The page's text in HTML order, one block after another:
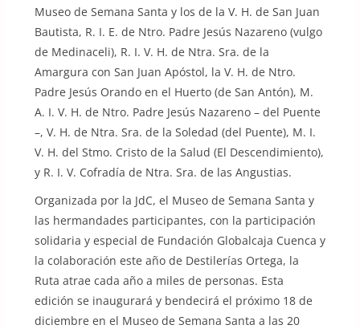
Museo de Semana Santa y los de la V. H. de San Juan
Bautista, R. I. E. de Ntro. Padre Jesús Nazareno (vulgo
de Medinaceli), R. I. V. H. de Ntra. Sra. de la
Amargura con San Juan Apóstol, la V. H. de Ntro.
Padre Jesús Orando en el Huerto (de San Antón), M.
A. I. V. H. de Ntro. Padre Jesús Nazareno – del Puente
–, V. H. de Ntra. Sra. de la Soledad (del Puente), M. I.
V. H. del Stmo. Cristo de la Salud (El Descendimiento),
y R. I. V. Cofradía de Ntra. Sra. de las Angustias.
Organizada por la JdC, el Museo de Semana Santa y
las hermandades participantes, con la participación
solidaria y especial de Fundación Globalcaja Cuenca y
la colaboración este año de Destilerías Ortega, la
Ruta atrae cada año a miles de personas. Esta
edición se inaugurará y bendecirá el próximo 18 de
diciembre en el Museo de Semana Santa a las 20